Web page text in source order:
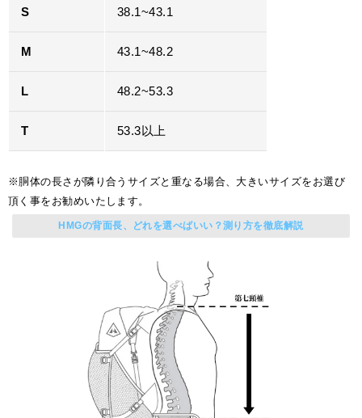
S 38.1~43.1
M 43.1~48.2
L 48.2~53.3
T 53.3以上
※胴体の長さが隣り合うサイズと重なる場合、大きいサイズをお選び
頂く事をお勧めいたします。
HMGの背面長、どれを選べばいい？測り方を徹底解説